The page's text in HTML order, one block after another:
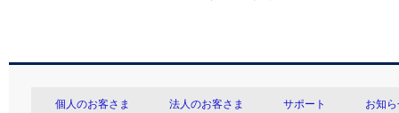
個人のお客さま 法人のお客さま サポート お知